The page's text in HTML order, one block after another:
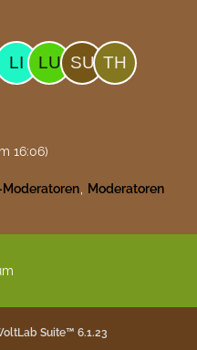
16:06)
Moderatoren
Suite™ 6.1.23